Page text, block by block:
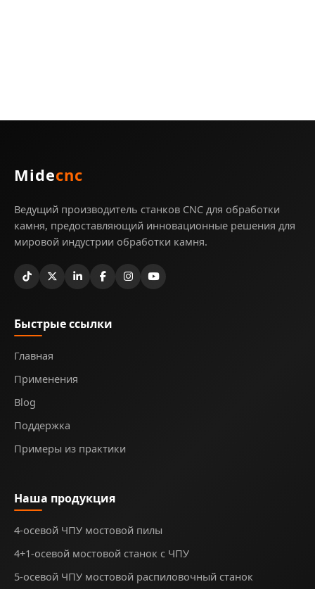
Midecnc
Ведущий производитель станков CNC для обработки
камня, предоставляющий инновационные решения для
мировой индустрии обработки камня.
Быстрые ссылки
Главная
Применения
Blog
Поддержка
Примеры из практики
Наша продукция
4-осевой ЧПУ мостовой пилы
4+1-осевой мостовой станок с ЧПУ
5-осевой ЧПУ мостовой распиловочный станок